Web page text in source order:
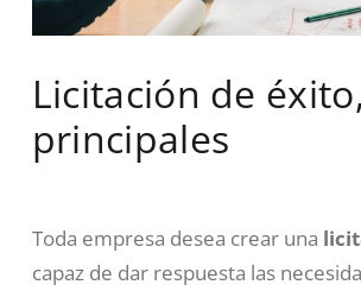
Licitación de
principales
Toda empresa desea crear una
capaz de dar respuesta las